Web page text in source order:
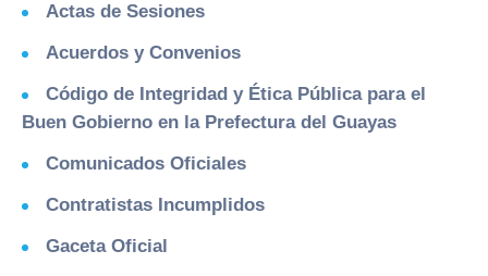
Actas de Sesiones
Acuerdos y Convenios
Código de Integridad y Ética Pública para el
Buen Gobierno en la Prefectura del Guayas
Comunicados Oficiales
Contratistas Incumplidos
Gaceta Oficial